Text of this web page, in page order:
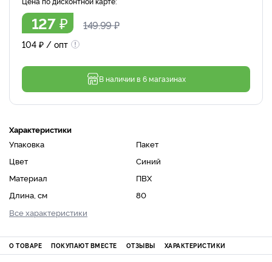
127₽ 149.99₽
104 ₽ / опт
В наличии в 6 магазинах
Характеристики
Упаковка
Пакет
Цвет
Синий
Материал
ПВХ
Длина, см
80
Все характеристики
О ТОВАРЕ ПОКУПАЮТ ВМЕСТЕ ОТЗЫВЫ ХАРАКТЕРИСТИКИ